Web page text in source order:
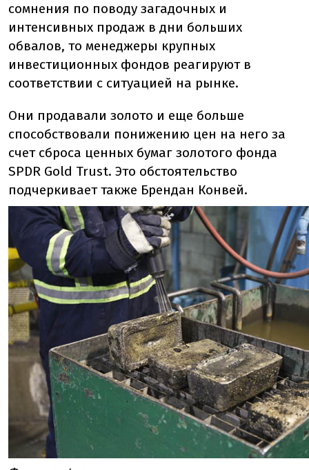
сомнения по поводу загадочных и
интенсивных продаж в дни больших
обвалов, то менеджеры крупных
инвестиционных фондов реагируют в
соответствии с ситуацией на рынке.
Они продавали золото и еще больше
способствовали понижению цен на него за
счет сброса ценных бумаг золотого фонда
SPDR Gold Trust. Это обстоятельство
подчеркивает также Брендан Конвей.